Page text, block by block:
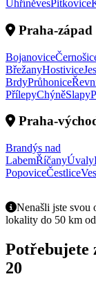
UhříněvesPitkovice
Praha-západ
Bojanovice
BřežanyHostivice
BrdyPrůhonice
PřílepyChýněSlapy
Praha-
Brandýs nad
LabemŘíčanyÚvaly
PopoviceČestlice
Nenašli jste svou
lokality do 50 km
Potřebujete
20